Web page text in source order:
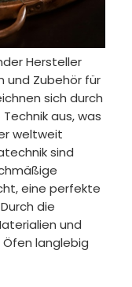
Hersteller
und Zubehör für
sich durch
aus, was
weltweit
sind
eine perfekte
die
und
langlebig